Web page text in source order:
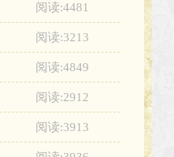
阅读:4481
阅读:3213
阅读:4849
阅读:2912
阅读:3913